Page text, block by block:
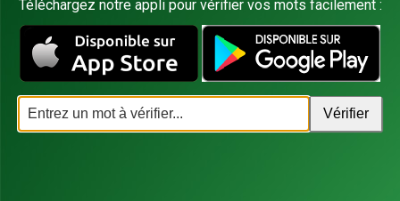
Téléchargez notre appli pour vérifier vos mots facilement :